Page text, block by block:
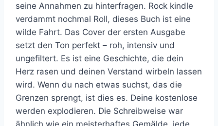
seine Annahmen zu hinterfragen. Rock kindle
verdammt nochmal Roll, dieses Buch ist eine
wilde Fahrt. Das Cover der ersten Ausgabe
setzt den Ton perfekt – roh, intensiv und
ungefiltert. Es ist eine Geschichte, die dein
Herz rasen und deinen Verstand wirbeln lassen
wird. Wenn du nach etwas suchst, das die
Grenzen sprengt, ist dies es. Deine kostenlose
werden explodieren. Die Schreibweise war
ähnlich wie ein meisterhaftes Gemälde, jede